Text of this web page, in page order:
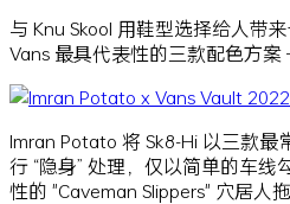
与 Knu Skool 用鞋型选择给人带
Vans 最具代表性的三款配色方
Imran Potato 将 Sk8-Hi 以三款最
行 “隐身” 处理，仅以简单的车
性的 "Caveman Slippers" 穴居人